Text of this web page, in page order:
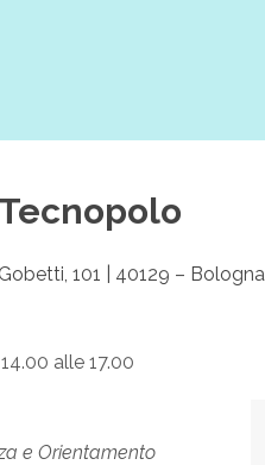
101 | 40129 – Bologna
alle 17.00
e Orientamento